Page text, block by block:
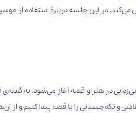
می‌کند. در این جلسه دربارۀ استفاده از
در هنر و قصه آغاز می‌شود. به گفته‌ی
و تکه‌چسبانی را با قصه پیدا کنیم و از